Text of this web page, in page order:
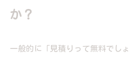
か？
一般的に「見積りって無料でしょ